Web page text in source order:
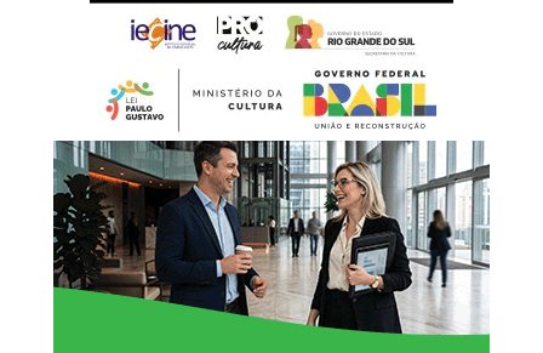
Neste ano, o calendário do PIS/Pasep passou a adotar
datas fixas. Os depósitos serão efetuados sempre no dia
15 do mês correspondente ao mês de nascimento do
trabalhador. Quando a data coincidir com fins de semana
ou feriados, a liberação ocorrerá no primeiro dia útil
seguinte.
O prazo para saque seguirá até o último dia útil bancário
do ano, conforme as regras estabelecidas pelo Banco
Central, que define a data-limite para retirada dos